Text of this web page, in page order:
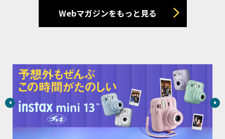
Webマガジンをもっと見る